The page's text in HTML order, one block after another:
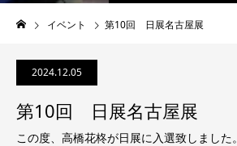
イベント 第10回 日展名古屋展
2024.12.05
第10回 日展名古屋展
この度、高橋花柊が日展に入選致しました。